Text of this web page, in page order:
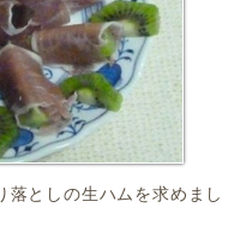
落としの生ハムを求めまし